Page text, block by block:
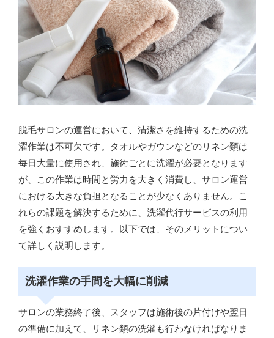
脱毛サロンの運営において、清潔さを維持するための洗
濯作業は不可欠です。タオルやガウンなどのリネン類は
毎日大量に使用され、施術ごとに洗濯が必要となります
が、この作業は時間と労力を大きく消費し、サロン運営
における大きな負担となることが少なくありません。こ
れらの課題を解決するために、洗濯代行サービスの利用
を強くおすすめします。以下では、そのメリットについ
て詳しく説明します。
洗濯作業の手間を大幅に削減
サロンの業務終了後、スタッフは施術後の片付けや翌日
の準備に加えて、リネン類の洗濯も行わなければなりま